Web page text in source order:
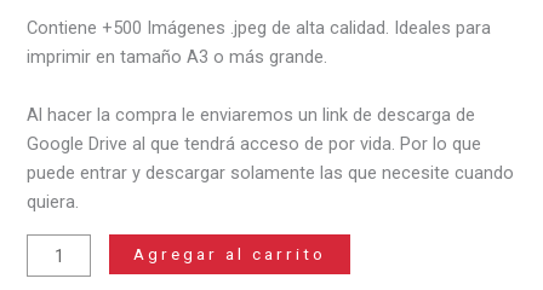
Contiene +500 Imágenes .jpeg de alta calidad. Ideales para
imprimir en tamaño A3 o más grande.
Al hacer la compra le enviaremos un link de descarga de
Google Drive al que tendrá acceso de por vida. Por lo que
puede entrar y descargar solamente las que necesite cuando
quiera.
Pack
+500
Agregar al carrito